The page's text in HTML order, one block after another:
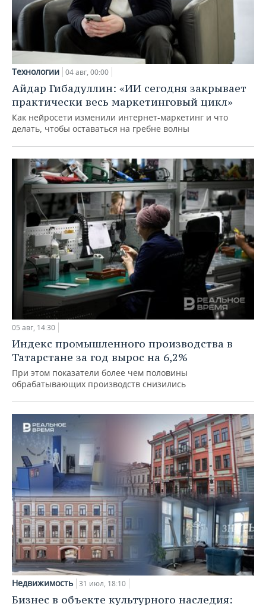
Технологии 04 авг, 00:00
Айдар Гибадуллин: «ИИ сегодня закрывает
практически весь маркетинговый цикл»
Как нейросети изменили интернет-маркетинг и что
делать, чтобы оставаться на гребне волны
05 авг, 14:30
Индекс промышленного производства в
Татарстане за год вырос на 6,2%
При этом показатели более чем половины
обрабатывающих производств снизились
Недвижимость 31 июл, 18:10
Бизнес в объекте культурного наследия: